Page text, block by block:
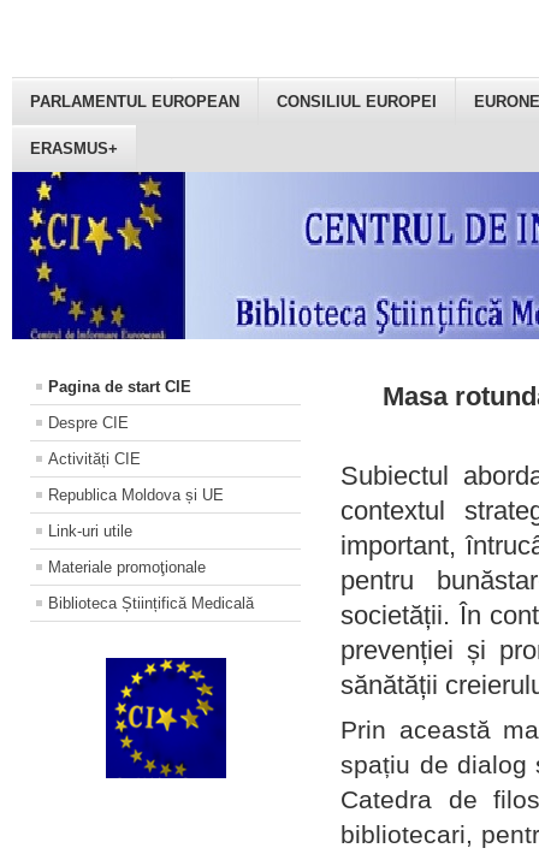
PARLAMENTUL EUROPEAN CONSILIUL EUROPEI
ERASMUS+
Pagina de start CIE
Despre CIE
Activități CIE
Republica Moldova și UE
Link-uri utile
Materiale promoţionale
Biblioteca Științifică Medicală
Masa
Subiectul
contextul
important,
pentru
societății. În
prevenției și
sănătății
Prin această
spațiu de dialog
Catedra de
bibliotecari,